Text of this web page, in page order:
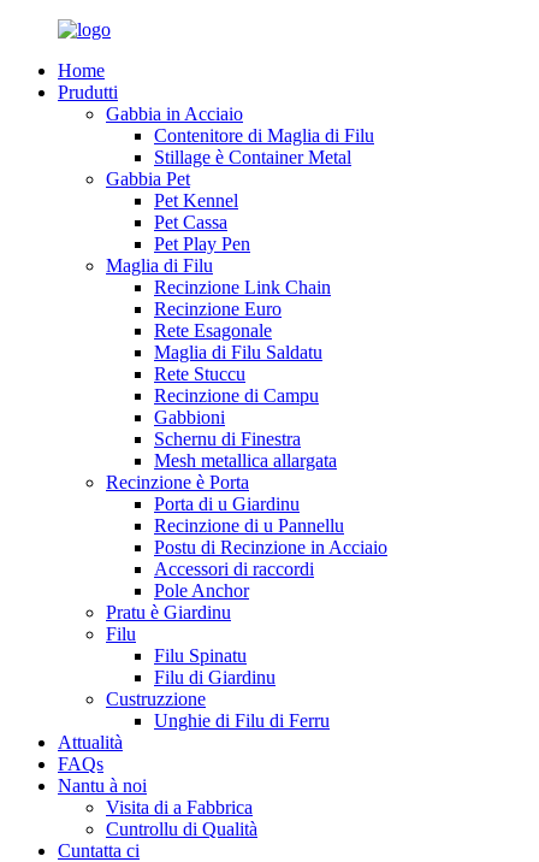
Home
Prudutti
Gabbia in Acciaio
Contenitore di Maglia di Filu
Stillage è Container Metal
Gabbia Pet
Pet Kennel
Pet Cassa
Pet Play Pen
Maglia di Filu
Recinzione Link Chain
Recinzione Euro
Rete Esagonale
Maglia di Filu Saldatu
Rete Stuccu
Recinzione di Campu
Gabbioni
Schernu di Finestra
Mesh metallica allargata
Recinzione è Porta
Porta di u Giardinu
Recinzione di u Pannellu
Postu di Recinzione in Acciaio
Accessori di raccordi
Pole Anchor
Pratu è Giardinu
Filu
Filu Spinatu
Filu di Giardinu
Custruzzione
Unghie di Filu di Ferru
Attualità
FAQs
Nantu à noi
Visita di a Fabbrica
Cuntrollu di Qualità
Cuntatta ci